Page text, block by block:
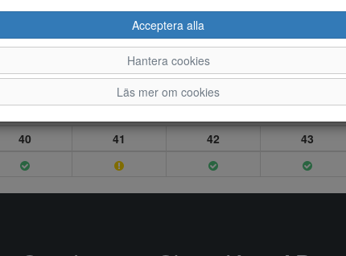
40 41 42 43
Acceptera alla
Hantera cookies
Läs mer om cookies